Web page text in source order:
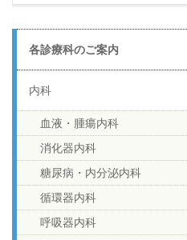
各診療科のご案内
内科
血液・腫瘍内科
消化器内科
糖尿病・内分泌内科
循環器内科
呼吸器内科